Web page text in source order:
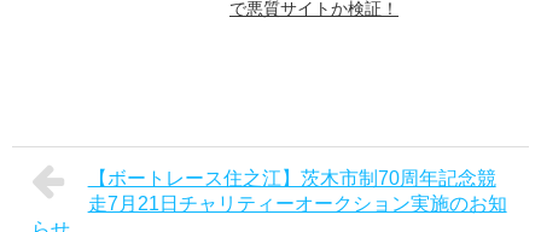
で悪質サイトか検証！
【ボートレース住之江】茨木市制70周年記念競
走7月21日チャリティーオークション実施のお知